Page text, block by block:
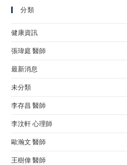
分類
健康資訊
張瑋庭 醫師
最新消息
未分類
李存昌 醫師
李汶軒 心理師
歐瀚文 醫師
王樹偉 醫師